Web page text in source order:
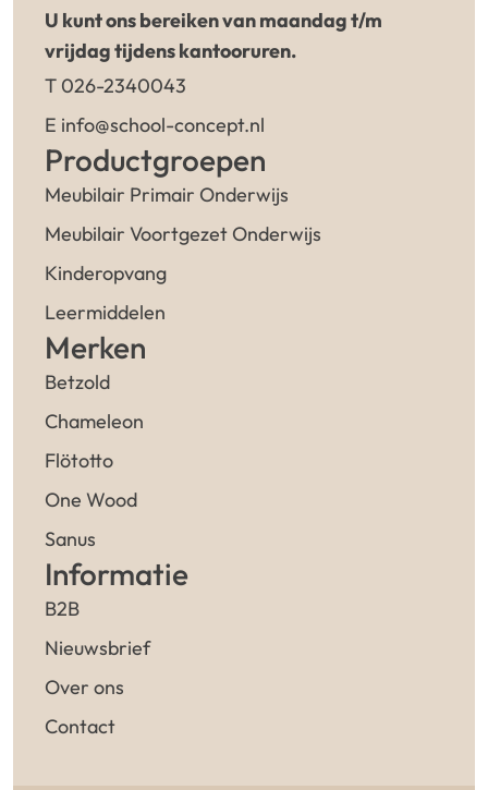
U kunt ons bereiken van maandag t/m
vrijdag tijdens kantooruren.
T 026-2340043
E info@school-concept.nl
Productgroepen
Meubilair Primair Onderwijs
Meubilair Voortgezet Onderwijs
Kinderopvang
Leermiddelen
Merken
Betzold
Chameleon
Flötotto
One Wood
Sanus
Informatie
B2B
Nieuwsbrief
Over ons
Contact